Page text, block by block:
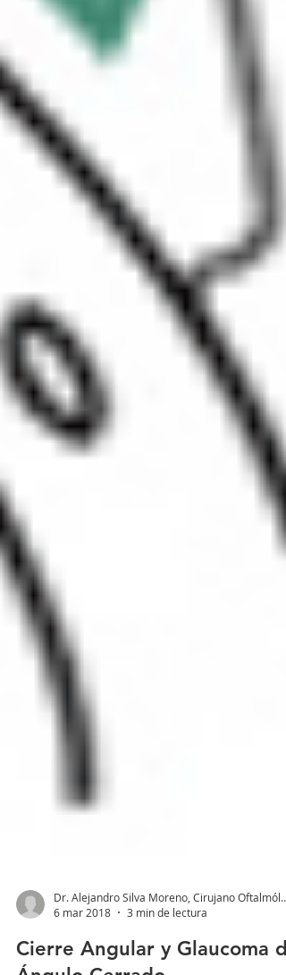
Dr. Alejandro Silva Moreno, Cirujano Oftalmólogo
6 mar 2018
3 min de lectura